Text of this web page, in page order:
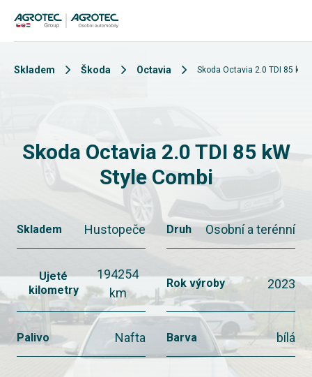
Skladem Škoda Octavia Skoda Octavia 2.0 TDI 85 kW
Skoda Octavia 2.0 TDI 85 kW
Style Combi
Skladem Hustopeče Druh Osobní a terénní
Ujeté
kilometry
194254
km
Rok výroby 2023
Palivo Nafta Barva bílá